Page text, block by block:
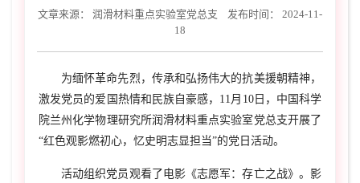
文章来源： 润滑材料重点实验室党总支
发布时间： 2024-11-
18
为缅怀革命先烈，传承和弘扬伟大的抗美援朝精神，
激发党员的爱国热情和民族自豪感， 11月10日 ，中国科学
院兰州化学物理研究所润滑材料重点实验室党总支开展了
“红色观影燃初心，忆史明志显担当”的党日活动。
活动组织党员观看了电影《志愿军：存亡之战》。影